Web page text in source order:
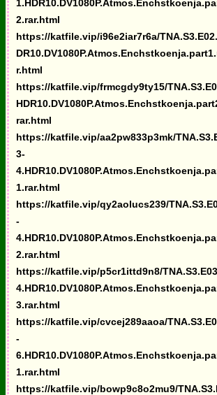
2.rar.html
https://katfile.vip/i96e2iar7r6a/
r.html
https://katfile.vip/frmcgdy9ty15/
rar.html
https://katfile.vip/aa2pw833p3mk/
3-
1.rar.html
https://katfile.vip/qy2aolucs239/
-
2.rar.html
https://katfile.vip/p5cr1ittd9n8/
3.rar.html
https://katfile.vip/cvcej289aaoa/
-
1.rar.html
https://katfile.vip/bowp9c8o2mu9/